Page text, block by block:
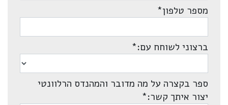
מספר טלפון*
ברצוני לשוחח עם:*
ספר בקצרה על מה מדובר והמהנדס הרלוונטי
יצור איתך קשר:*